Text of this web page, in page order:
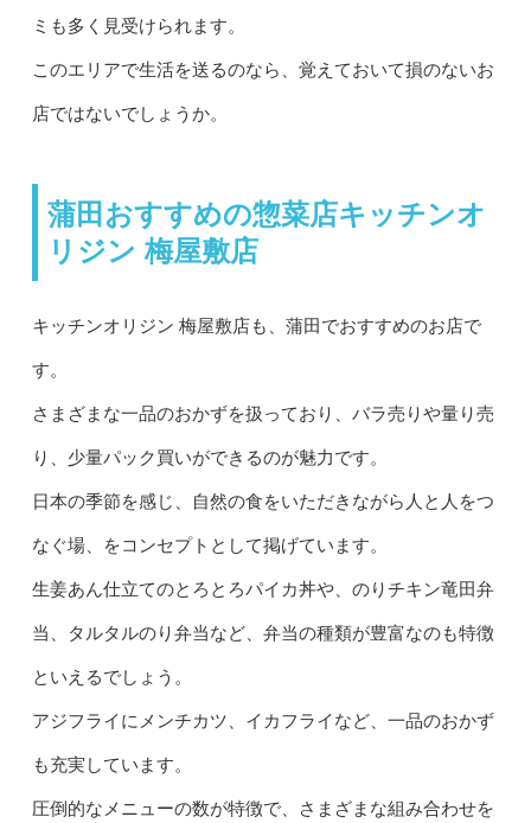
ミも多く見受けられます。
このエリアで生活を送るのなら、覚えておいて損のないお
店ではないでしょうか。
蒲田おすすめの惣菜店キッチンオ
リジン 梅屋敷店
キッチンオリジン 梅屋敷店も、蒲田でおすすめのお店で
す。
さまざまな一品のおかずを扱っており、バラ売りや量り売
り、少量パック買いができるのが魅力です。
日本の季節を感じ、自然の食をいただきながら人と人をつ
なぐ場、をコンセプトとして掲げています。
生姜あん仕立てのとろとろパイカ丼や、のりチキン竜田弁
当、タルタルのり弁当など、弁当の種類が豊富なのも特徴
といえるでしょう。
アジフライにメンチカツ、イカフライなど、一品のおかず
も充実しています。
圧倒的なメニューの数が特徴で、さまざまな組み合わせを